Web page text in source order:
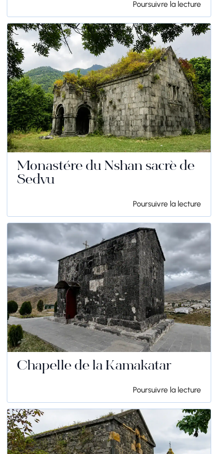
Poursuivre la lecture
Monastère du Nshan sacré de
Sedvu
Poursuivre la lecture
Chapelle de la Kamakatar
Poursuivre la lecture